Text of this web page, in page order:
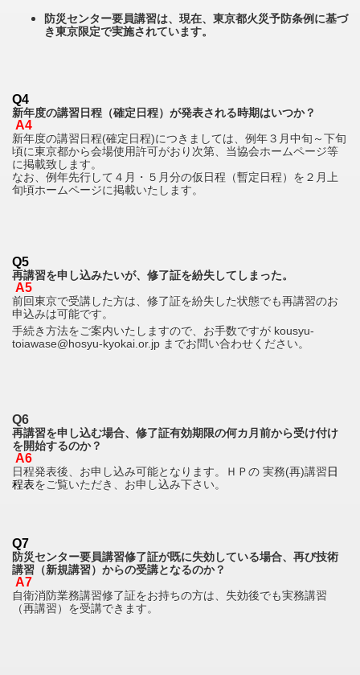
防災センター要員講習は、現在、東京都火災予防条例に基づ
き東京限定で実施されています。
Q4
新年度の講習日程（確定日程）が発表される時期はいつか？
A4
新年度の講習日程(確定日程)につきましては、例年３月中旬～下旬
頃に東京都から会場使用許可がおり次第、当協会ホームページ等
に掲載致します。
なお、例年先行して４月・５月分の仮日程（暫定日程）を２月上
旬頃ホームページに掲載いたします。
Q5
再講習を申し込みたいが、修了証を紛失してしまった。
A5
前回東京で受講した方は、修了証を紛失した状態でも再講習のお
申込みは可能です。
手続き方法をご案内いたしますので、お手数ですが kousyu-
toiawase@hosyu-kyokai.or.jp までお問い合わせください。
Q6
再講習を申し込む場合、修了証有効期限の何カ月前から受け付け
を開始するのか？
A6
日程発表後、お申し込み可能となります。ＨＰの 実務(再)講習日
程表をご覧いただき、お申し込み下さい。
Q7
防災センター要員講習修了証が既に失効している場合、 再び技術
講習（新規講習）からの受講となるのか？
A7
自衛消防業務講習修了証をお持ちの方は、失効後でも実務講習
（再講習）を受講できます。